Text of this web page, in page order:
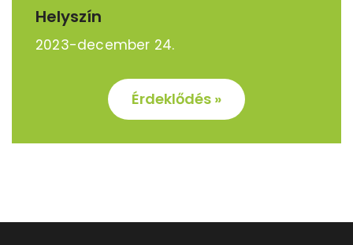
Helyszín
2023-december 24.
Érdeklődés »